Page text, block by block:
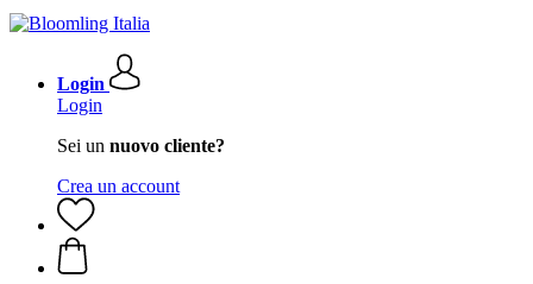
Login
Login
Sei un nuovo cliente?
Crea un account